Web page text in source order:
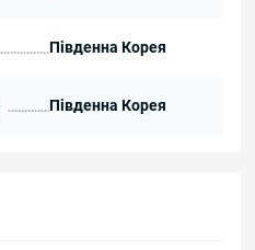
Південна Корея
Південна Корея